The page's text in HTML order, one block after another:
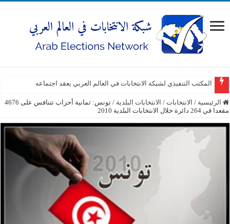
المكتب التنفيذي لشبكة الانتخابات في العالم العربي يعقد اجتماعه
الرئيسية / الانتخابات / الانتخابات البلدية /
تونس: ثمانية أحزاب تتنافس على 4676
مقعدا في 264 دائرة خلال الانتخابات البلدية 2010